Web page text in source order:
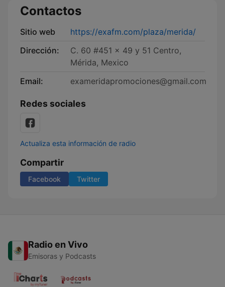
Lozano
Contactos
Sitio web
https://exafm.com/plaza/merida/
Dirección:
C. 60 #451 x 49 y 51 Centro,
Mérida, Mexico
Email:
exameridapromociones@gmail.com
Redes sociales
Actualiza esta información de radio
Compartir
Facebook Twitter
Radio en Vivo
Emisoras y Podcasts